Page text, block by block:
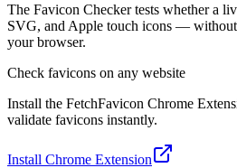
The Favicon Checker tests whether a
SVG, and Apple touch icons —
your browser.
Check favicons on any website
Install the FetchFavicon Chrome
validate favicons instantly.
Install Chrome Extension